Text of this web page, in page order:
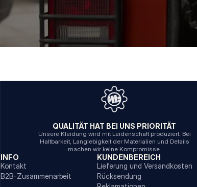
QUALITÄT HAT BEI UNS PRIORITÄT
Unsere Kleidung wird mit Leidenschaft produziert. Bei
Haltbarkeit, Langlebigkeit der Materialien und Details
machen wir keine Kompromisse.
INFO
Kontakt
B2B-Zusammenarbeit
KUNDENBEREICH
Lieferung und Versandkosten
Rücksendung